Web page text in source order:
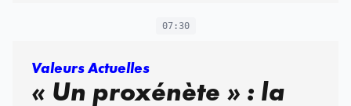
07:30
Valeurs Actuelles
« Un proxénète » : la